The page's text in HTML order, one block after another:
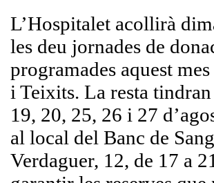
L’Hospitalet acollirà
les deu jornades de
programades aquest
i Teixits. La resta
19, 20, 25, 26 i 27
al local del Banc de
Verdaguer, 12, de 17 a